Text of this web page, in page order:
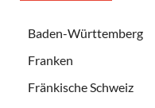
Baden-Württemberg
Franken
Fränkische Schweiz